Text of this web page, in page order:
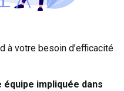
à votre besoin d’efficacité
impliquée dans